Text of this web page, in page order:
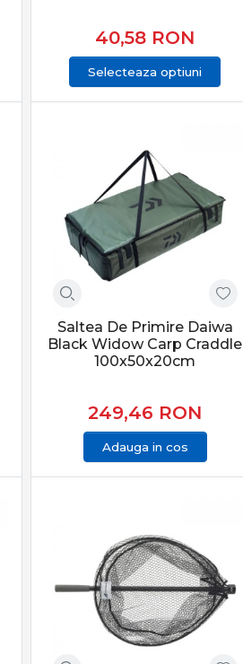
40,58 RON
Selecteaza optiuni
Saltea De Primire Daiwa
Black Widow Carp Craddle
100x50x20cm
249,46 RON
Adauga in cos